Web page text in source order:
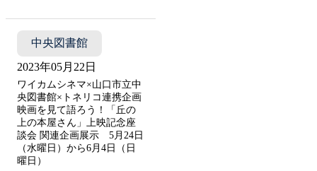
中央図書館
2023年05月22日
ワイカムシネマ×山口市立中
央図書館×トネリコ連携企画
映画を見て語ろう！「丘の
上の本屋さん」上映記念座
談会 関連企画展示 5月24日
（水曜日）から6月4日（日
曜日）